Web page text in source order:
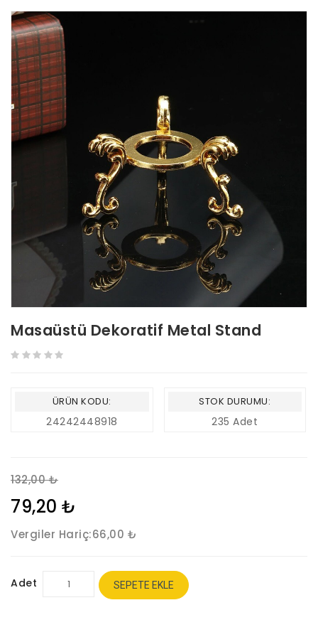
Masaüstü Dekoratif Metal Stand
ÜRÜN KODU:
24242448918
STOK DURUMU:
235 Adet
132,00 ₺
79,20 ₺
Vergiler Hariç:66,00 ₺
Adet SEPETE EKLE